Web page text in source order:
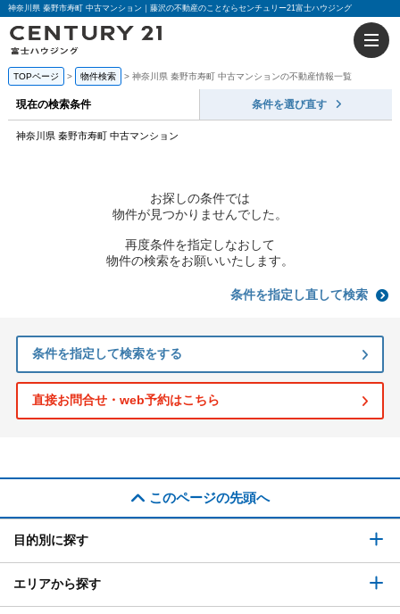
神奈川県 秦野市寿町 中古マンション｜藤沢の不動産のことならセンチュリー21富士ハウジング
TOPページ 物件検索 神奈川県 秦野市寿町 中古マンションの不動産情報一覧
現在の検索条件 条件を選び直す
神奈川県 秦野市寿町 中古マンション
お探しの条件では
物件が見つかりませんでした。
再度条件を指定しなおして
物件の検索をお願いいたします。
条件を指定し直して検索
条件を指定して検索をする
直接お問合せ・web予約はこちら
このページの先頭へ
目的別に探す
エリアから探す